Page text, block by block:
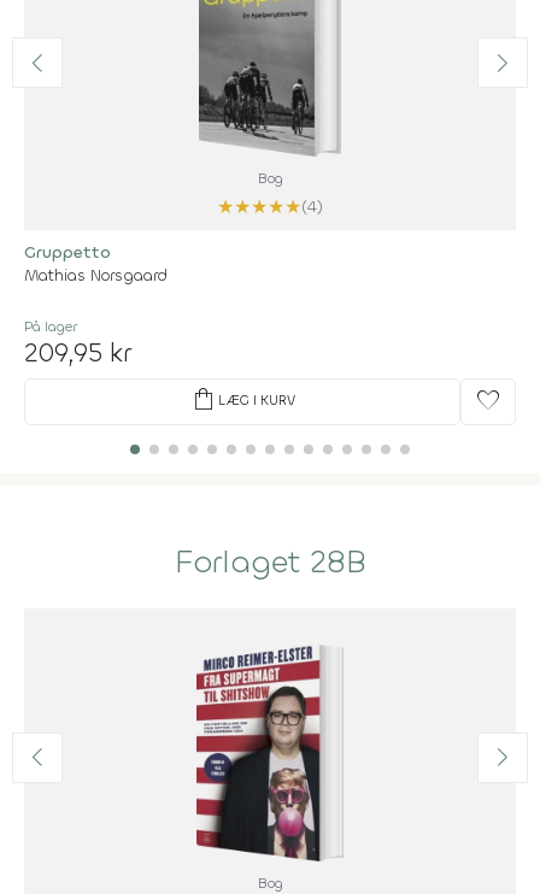
Bog
★★★★★(4)
Gruppetto
Mathias Norsgaard
På lager
209,95 kr
shopping_bag LÆG I KURV favorite
Forlaget 28B
Bog